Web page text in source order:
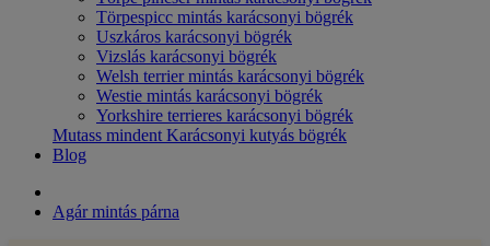
Törpespicc mintás karácsonyi bögrék
Uszkáros karácsonyi bögrék
Vizslás karácsonyi bögrék
Welsh terrier mintás karácsonyi bögrék
Westie mintás karácsonyi bögrék
Yorkshire terrieres karácsonyi bögrék
Mutass mindent Karácsonyi kutyás bögrék
Blog
Agár mintás párna